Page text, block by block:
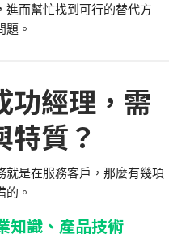
進而幫忙找到可行的替代方
題。
功經理，需
特質？
就是在服務客戶，那麼有幾項
的。
知識、產品技術